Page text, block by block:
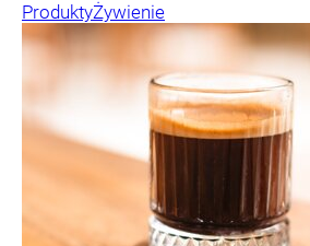
ProduktyŻywienie